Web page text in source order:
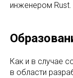
инженером Rust.
Как и в случае
в области